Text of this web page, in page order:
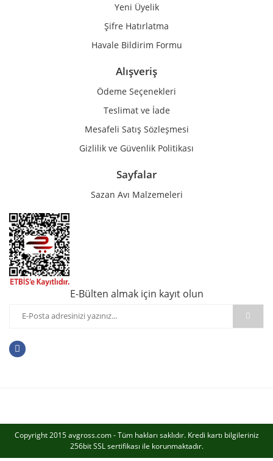
Gönder
Yeni Üyelik
Şifre Hatırlatma
Havale Bildirim Formu
Alışveriş
Ödeme Seçenekleri
Teslimat ve İade
Mesafeli Satış Sözleşmesi
Gizlilik ve Güvenlik Politikası
Sayfalar
Sazan Avı Malzemeleri
E-Bülten almak için kayıt olun
Copyright 2015 avgross.com - Tüm hakları saklıdır. Kredi kartı bilgileriniz
256bit SSL sertifikası ile korunmaktadır.